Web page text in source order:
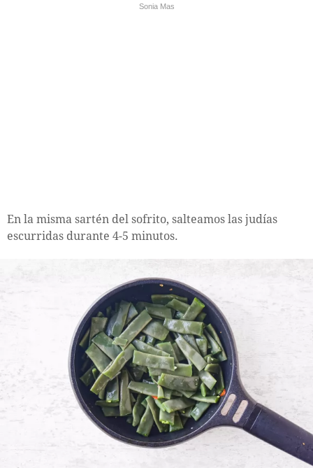
Sonia Mas
En la misma sartén del sofrito, salteamos las judías
escurridas durante 4-5 minutos.